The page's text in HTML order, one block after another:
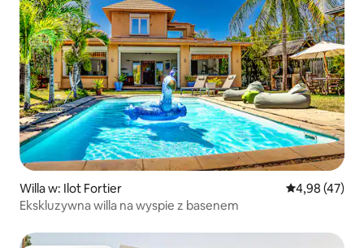
Willa w: Ilot Fortier Średnia
4,98 (47)
Ekskluzywna willa na wyspie z basenem